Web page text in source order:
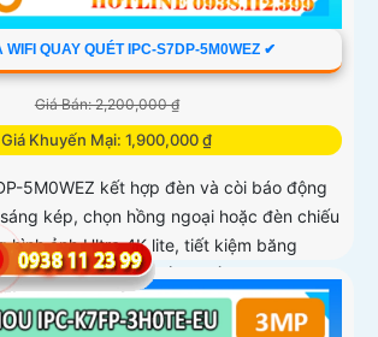
WIFI QUAY QUÉT IPC-S7DP-5M0WEZ ✔
Giá Bán: 2,200,000 ₫
Giá Khuyến Mại: 1,900,000 ₫
5M0WEZ kết hợp đèn và còi báo động
kép, chọn hồng ngoại hoặc đèn chiếu
hình ảnh Ultra 4K lite, tiết kiệm băng
giám sát ban đêm tốt với hồng ngoại 50m